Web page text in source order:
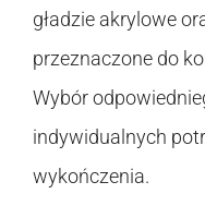
gładzie akrylowe
przeznaczone do
Wybór
indywidualnych
wykończenia.